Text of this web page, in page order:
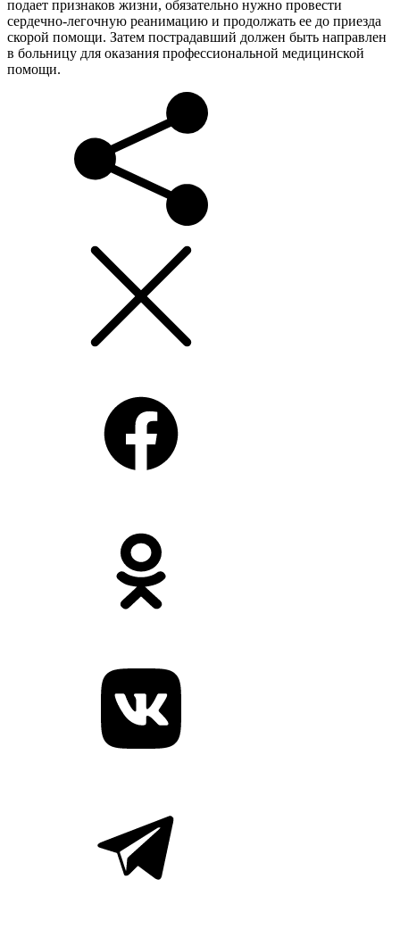
подает признаков жизни, обязательно нужно провести
сердечно-легочную реанимацию и продолжать ее до приезда
скорой помощи. Затем пострадавший должен быть направлен
в больницу для оказания профессиональной медицинской
помощи.